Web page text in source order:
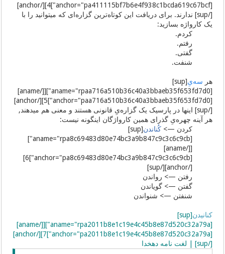
[anchor="pa411115bf7b6e4f938c1bcda619c67bcf"]4][/anchor]
[/sup] ندارند. برای دریافت این کوتاه‌ترین گزاره‌ای که میتوانید را با
یک کارواژه بسازید:
کردم.
رفتم.
گفتی.
شنفت.
هر سه‌یِ
[sup]
[aname="rpaa716a510b36c40a3bbaeb35f653fd7d0"][[/aname]
[anchor="paa716a510b36c40a3bbaeb35f653fd7d0"]5][/anchor]
[/sup] اینها در پارسیک یک گزاره‌یِ قانونی هستند و معنی هم میدهند,
هر آینه چهره‌یِ گذرای همین کارواژگان اینگونه نیست:
کردن —>کُناندن
[sup]
[aname="rpa8c69483d80e74bc3a9b847c9c3c6c9cb"]
[[/aname]
[anchor="pa8c69483d80e74bc3a9b847c9c3c6c9cb"]6]
[/anchor][/sup]
رفتن —> رواندن
گفتن —> گویاندن
شنفتن —> شنواندن
کنانیدن
[sup]
[aname="rpa2011b8e1c19e4c45b8e87d520c32a79a"][[/aname]
[anchor="pa2011b8e1c19e4c45b8e87d520c32a79a"]7][/anchor]
[/sup] | لغت نامه دهخدا